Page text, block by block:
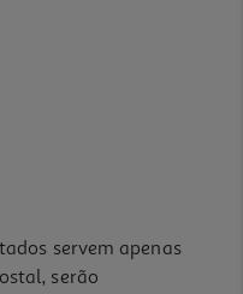
servem apenas
serão